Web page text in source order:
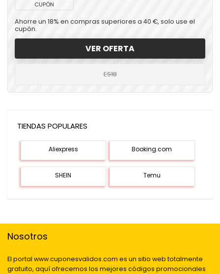
CUPÓN
Ahorre un 18% en compras superiores a 40 €, solo use el
cupón.
VER OFERTA
ES18
TIENDAS POPULARES
Aliexpress Booking.com
SHEIN Temu
Nosotros
El portal www.cuponesvalidos.com es un sitio web totalmente
gratuito, aquí ofrecemos los mejores códigos promocionales